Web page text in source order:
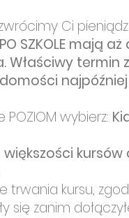
zwrócimy Ci
SZKOLE
termin
POZIOM wybierz:
kursów
trwania kursu,
się zanim